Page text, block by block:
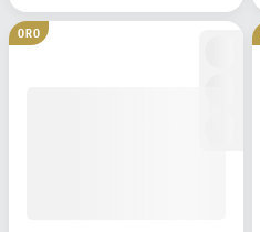
ORO